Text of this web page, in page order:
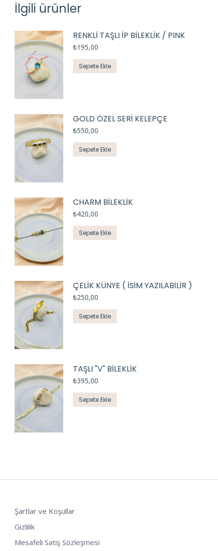
İlgili ürünler
RENKLİ TAŞLI İP BİLEKLİK / PINK
₺195,00
Sepete Ekle
GOLD ÖZEL SERİ KELEPÇE
₺550,00
Sepete Ekle
CHARM BİLEKLİK
₺420,00
Sepete Ekle
ÇELİK KÜNYE ( İSİM YAZILABİLİR )
₺250,00
Sepete Ekle
TAŞLI "V" BİLEKLİK
₺395,00
Sepete Ekle
Şartlar ve Koşullar
Gizlilik
Mesafeli Satış Sözleşmesi